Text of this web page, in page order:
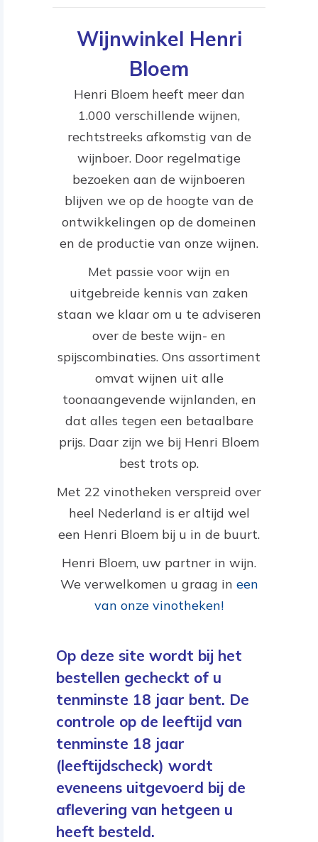
Wijnwinkel Henri
Bloem
Henri Bloem heeft meer dan
1.000 verschillende wijnen,
rechtstreeks afkomstig van de
wijnboer. Door regelmatige
bezoeken aan de wijnboeren
blijven we op de hoogte van de
ontwikkelingen op de domeinen
en de productie van onze wijnen.
Met passie voor wijn en
uitgebreide kennis van zaken
staan we klaar om u te adviseren
over de beste wijn- en
spijscombinaties. Ons assortiment
omvat wijnen uit alle
toonaangevende wijnlanden, en
dat alles tegen een betaalbare
prijs. Daar zijn we bij Henri Bloem
best trots op.
Met 22 vinotheken verspreid over
heel Nederland is er altijd wel
een Henri Bloem bij u in de buurt.
Henri Bloem, uw partner in wijn.
We verwelkomen u graag in een
van onze vinotheken!
Op deze site wordt bij het
bestellen gecheckt of u
tenminste 18 jaar bent. De
controle op de leeftijd van
tenminste 18 jaar
(leeftijdscheck) wordt
eveneens uitgevoerd bij de
aflevering van hetgeen u
heeft besteld.